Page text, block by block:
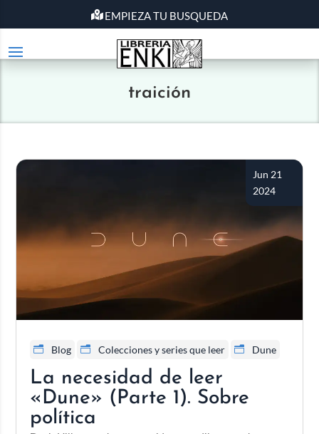
EMPIEZA TU BUSQUEDA
traición
La necesidad de leer
«Dune» (Parte 1). Sobre
política
Jun 21
2024
Blog Colecciones y series que leer Dune